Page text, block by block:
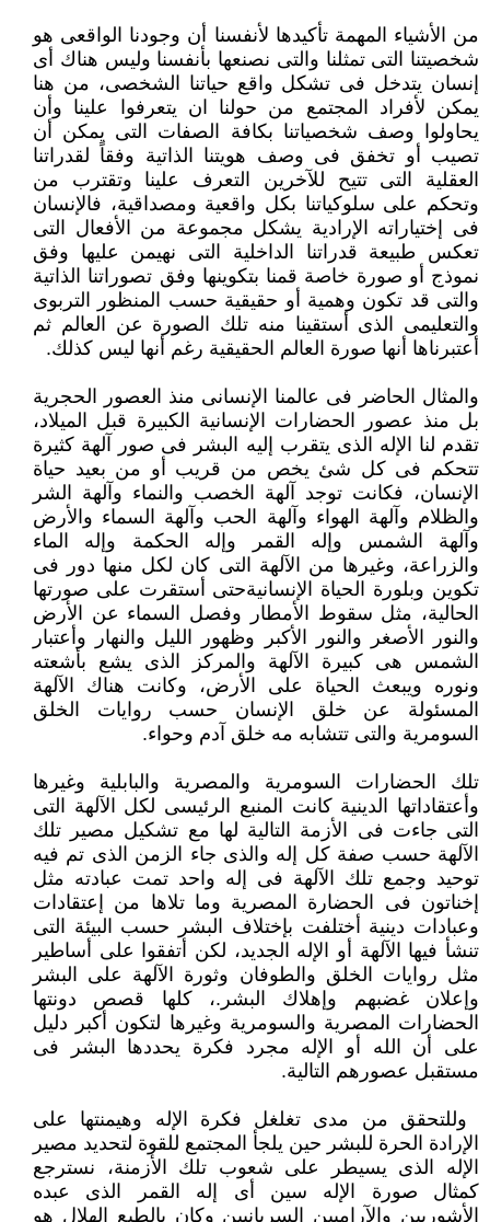
من الأشياء المهمة تأكيدها لأنفسنا أن وجودنا الواقعى هو
شخصيتنا التى تمثلنا والتى نصنعها بأنفسنا وليس هناك أى
إنسان يتدخل فى ‏تشكل واقع حياتنا الشخصى، من هنا
يمكن لأفراد المجتمع من حولنا ان يتعرفوا علينا وأن
يحاولوا وصف شخصياتنا بكافة الصفات التى ‏يمكن أن
تصيب أو تخفق فى وصف هويتنا الذاتية وفقاً لقدراتنا
العقلية التى تتيح للآخرين التعرف علينا وتقترب من
وتحكم على ‏سلوكياتنا بكل واقعية ومصداقية، فالإنسان
فى إختياراته الإرادية يشكل مجموعة من الأفعال التى
تعكس طبيعة قدراتنا الداخلية التى ‏نهيمن عليها وفق
نموذج أو صورة خاصة قمنا بتكوينها وفق تصوراتنا الذاتية
والتى قد تكون وهمية أو حقيقية حسب المنظور التربوى
‏والتعليمى الذى أستقينا منه تلك الصورة عن العالم ثم
أعتبرناها أنها صورة العالم الحقيقية رغم أنها ليس كذلك.‏
والمثال الحاضر فى عالمنا الإنسانى منذ العصور الحجرية
بل منذ عصور الحضارات الإنسانية الكبيرة قبل الميلاد،
تقدم لنا الإله الذى ‏يتقرب إليه البشر فى صور آلهة كثيرة
تتحكم فى كل شئ يخص من قريب أو من بعيد حياة
الإنسان، فكانت توجد آلهة الخصب والنماء ‏وآلهة الشر
والظلام وآلهة الهواء وآلهة الحب وآلهة السماء والأرض
وآلهة الشمس وإله القمر وإله الحكمة وإله الماء
والزراعة، وغيرها ‏من الآلهة التى كان لكل منها دور فى
تكوين وبلورة الحياة الإنسانيةحتى أستقرت على صورتها
الحالية، مثل سقوط الأمطار وفصل ‏السماء عن الأرض
والنور الأصغر والنور الأكبر وظهور الليل والنهار وأعتبار
الشمس هى كبيرة الآلهة والمركز الذى يشع بأشعته
ونوره ‏ويبعث الحياة على الأرض، وكانت هناك الآلهة
المسئولة عن خلق الإنسان حسب روايات الخلق
السومرية والتى تتشابه مه خلق آدم ‏وحواء.‏
تلك الحضارات السومرية والمصرية والبابلية وغيرها
وأعتقاداتها الدينية كانت المنبع الرئيسى لكل الآلهة التى
التى جاءت فى الأزمة ‏التالية لها مع تشكيل مصير تلك
الآلهة حسب صفة كل إله والذى جاء الزمن الذى تم فيه
توحيد وجمع تلك الآلهة فى إله واحد تمت ‏عبادته مثل
إخناتون فى الحضارة المصرية وما تلاها من إعتقادات
وعبادات دينية أختلفت بإختلاف البشر حسب البيئة التى
تنشأ فيها ‏الآلهة أو الإله الجديد، لكن أتفقوا على أساطير
مثل روايات الخلق والطوفان وثورة الآلهة على البشر
وإعلان غضبهم وإهلاك البشر.، ‏كلها قصص دونتها
الحضارات المصرية والسومرية وغيرها لتكون أكبر دليل
على أن الله أو الإله مجرد فكرة يحددها البشر فى
مستقبل ‏عصورهم التالية.‏
‏ وللتحقق من مدى تغلغل فكرة الإله وهيمنتها على
الإرادة الحرة للبشر حين يلجأ المجتمع للقوة لتحديد مصير
الإله الذى يسيطر على ‏شعوب تلك الأزمنة، نسترجع
كمثال صورة الإله سين أى إله القمر الذى عبده
الأشوريين والآراميين السريانيين وكان بالطبع الهلال هو